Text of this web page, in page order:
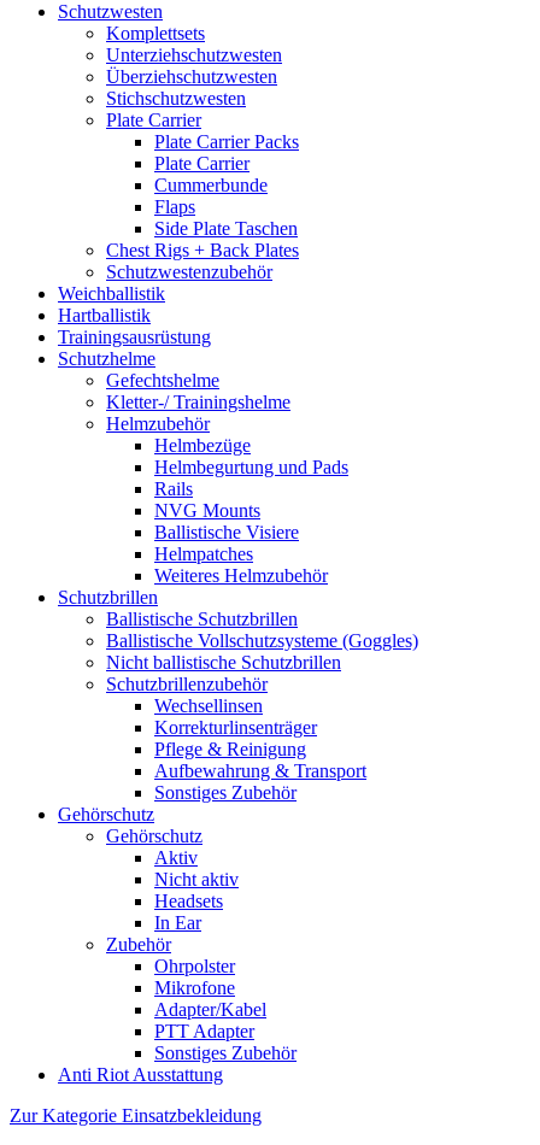
Schutzwesten
Komplettsets
Unterziehschutzwesten
Überziehschutzwesten
Stichschutzwesten
Plate Carrier
Plate Carrier Packs
Plate Carrier
Cummerbunde
Flaps
Side Plate Taschen
Chest Rigs + Back Plates
Schutzwestenzubehör
Weichballistik
Hartballistik
Trainingsausrüstung
Schutzhelme
Gefechtshelme
Kletter-/ Trainingshelme
Helmzubehör
Helmbezüge
Helmbegurtung und Pads
Rails
NVG Mounts
Ballistische Visiere
Helmpatches
Weiteres Helmzubehör
Schutzbrillen
Ballistische Schutzbrillen
Ballistische Vollschutzsysteme (Goggles)
Nicht ballistische Schutzbrillen
Schutzbrillenzubehör
Wechsellinsen
Korrekturlinsenträger
Pflege & Reinigung
Aufbewahrung & Transport
Sonstiges Zubehör
Gehörschutz
Gehörschutz
Aktiv
Nicht aktiv
Headsets
In Ear
Zubehör
Ohrpolster
Mikrofone
Adapter/Kabel
PTT Adapter
Sonstiges Zubehör
Anti Riot Ausstattung
Zur Kategorie Einsatzbekleidung